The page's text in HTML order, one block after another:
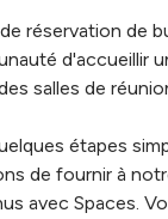
réservation de
d'accueillir
salles de
étapes
de fournir à
avec Spaces.